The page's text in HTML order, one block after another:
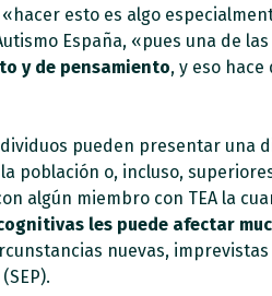
esto es algo
España, «pues una de
y de pensamiento, y eso
pueden presentar una
población o, incluso,
algún miembro con TEA la
les puede afectar
nuevas,